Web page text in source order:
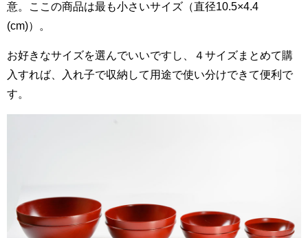
意。ここの商品は最も小さいサイズ（直径10.5×4.4
(cm)）。
お好きなサイズを選んでいいですし、４サイズまとめて購
入すれば、入れ子で収納して用途で使い分けできて便利で
す。